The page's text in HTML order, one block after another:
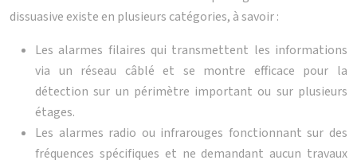
dissuasive existe en plusieurs catégories, à savoir :
Les alarmes filaires qui transmettent les informations
via un réseau câblé et se montre efficace pour la
détection sur un périmètre important ou sur plusieurs
étages.
Les alarmes radio ou infrarouges fonctionnant sur des
fréquences spécifiques et ne demandant aucun travaux